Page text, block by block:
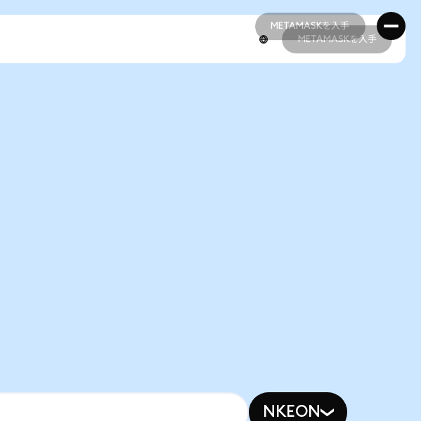
METAMASKを入手
METAMASKを入手
METAMASKを入手
NKEON